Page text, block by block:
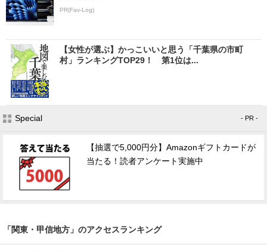
PR(Fav-Log)
【女性が選ぶ】かっこいいと思う「千葉県の市町
村」ランキングTOP29！ 第1位は...
Special - PR -
【抽選で5,000円分】Amazonギフトカードが
当たる！読者アンケート実施中
「関東・甲信地方」のアクセスランキング